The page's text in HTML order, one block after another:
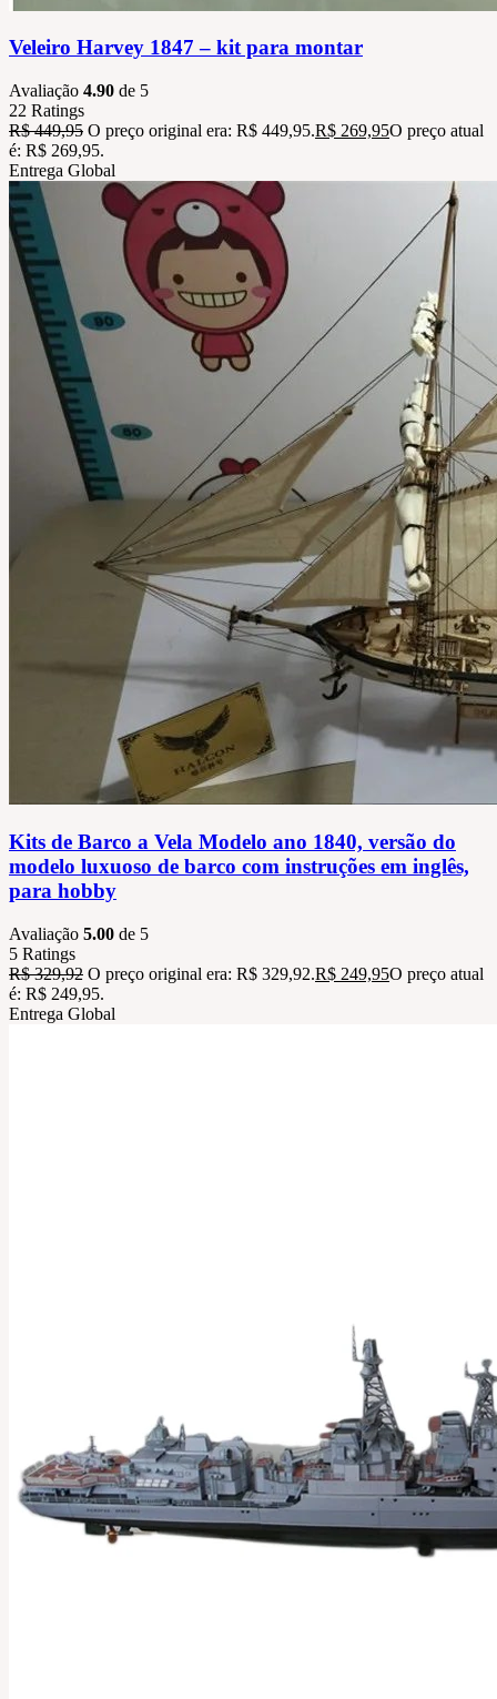
Veleiro Harvey 1847 – kit para montar
Avaliação 4.90 de 5
22 Ratings
R$449,95 O preço original era: R$ 449,95.R$ 269,95O preço atual
é: R$ 269,95.
Entrega Global
Kits de Barco a Vela Modelo ano 1840, versão do
modelo luxuoso de barco com instruções em inglês,
para hobby
Avaliação 5.00 de 5
5 Ratings
R$329,92 O preço original era: R$ 329,92.R$ 249,95O preço atual
é: R$ 249,95.
Entrega Global